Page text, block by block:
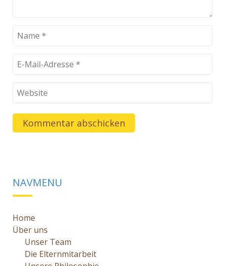
NAVMENU
Home
Über uns
Unser Team
Die Elternmitarbeit